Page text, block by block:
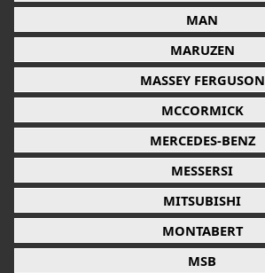
MAN
MARUZEN
MASSEY FERGUSON
MCCORMICK
MERCEDES-BENZ
MESSERSI
MITSUBISHI
MONTABERT
MSB